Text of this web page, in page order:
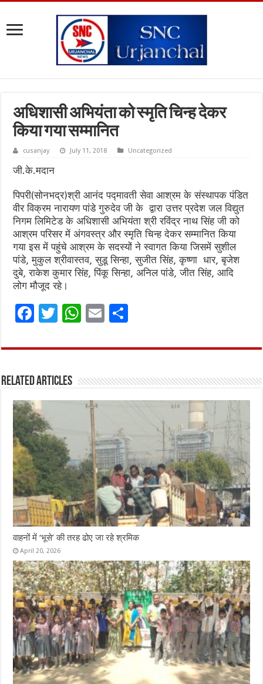
अधिशासी अभियंता को स्मृति चिन्ह देकर
किया गया सम्मानित
cusanjay July 11, 2018 Uncategorized
जी.के.मदान
पिपरी(सोनभद्र)श्री आनंद पद्मावती सेवा आश्रम के संस्थापक पंडित
वीर विक्रम नारायण पांडे गुरुदेव जी के द्वारा उत्तर प्रदेश जल विद्युत
निगम लिमिटेड के अधिशासी अभियंता श्री रविंद्र नाथ सिंह जी को
आश्रम परिसर में अंगवस्त्र और स्मृति चिन्ह देकर सम्मानित किया
गया इस में पहुंचे आश्रम के सदस्यों ने स्वागत किया जिसमें सुशील
पांडे, मुकुल श्रीवास्तव, सुडू सिन्हा, सुजीत सिंह, कृष्णा धार, बृजेश
दुबे, राकेश कुमार सिंह, पिंकू सिन्हा, अनिल पांडे, जीत सिंह, आदि
लोग मौजूद रहे।
F
ce
o
o
k
T
it
r
W
at
A
p
p
E
ai ar
Related Articles
वाहनों में ‘भूसे’ की तरह ढोए जा रहे श्रमिक
April 20, 2026